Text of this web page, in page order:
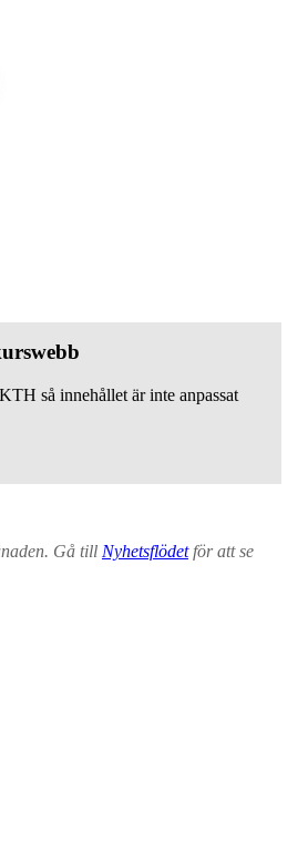
så innehållet är inte anpassat
Gå till Nyhetsflödetför att se